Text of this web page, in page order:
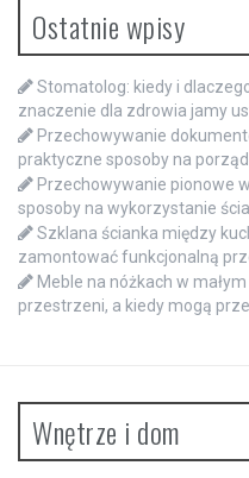
Ostatnie wpisy
Stomatolog: kiedy i
znaczenie dla zdrowia jamy
Przechowywanie
praktyczne sposoby na
Przechowywanie pionowe
sposoby na wykorzystanie
Szklana ścianka między
zamontować funkcjonalną
Meble na nóżkach w
przestrzeni, a kiedy mogą
Wnętrze i dom